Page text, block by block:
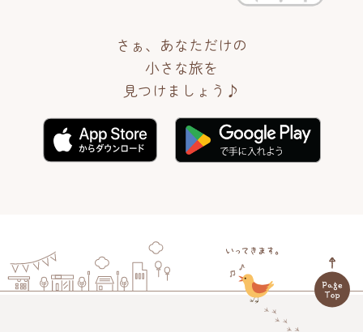
さぁ、あなただけの
小さな旅を
見つけましょう♪